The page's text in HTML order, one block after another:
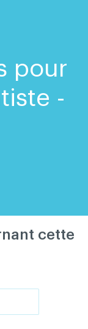
pour
-
cette